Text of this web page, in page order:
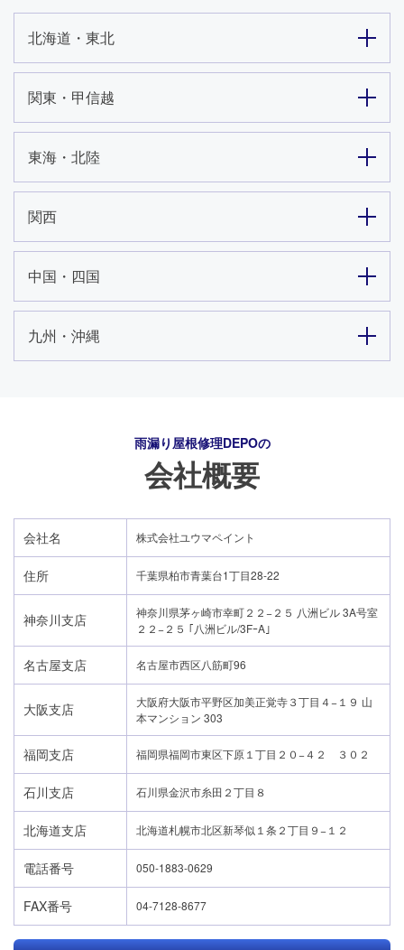
北海道・東北
関東・甲信越
東海・北陸
関西
中国・四国
九州・沖縄
雨漏り屋根修理DEPOの
会社概要
会社名 株式会社ユウマペイント
住所 千葉県柏市青葉台1丁目28-22
神奈川支店
神奈川県茅ヶ崎市幸町２２−２５ 八洲ビル 3A号室
２２−２５ ｢八洲ビル/3FｰA｣
名古屋支店 名古屋市西区八筋町96
大阪支店
大阪府大阪市平野区加美正覚寺３丁目４−１９ 山
本マンション 303
福岡支店 福岡県福岡市東区下原１丁目２０−４２ ３０２
石川支店 石川県金沢市糸田２丁目８
北海道支店 北海道札幌市北区新琴似１条２丁目９−１２
電話番号 050-1883-0629
FAX番号 04-7128-8677